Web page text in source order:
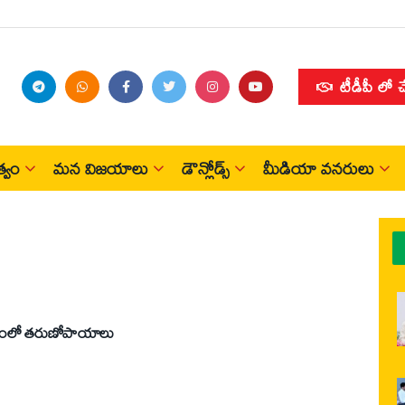
టీడీపీ లో
మన విజయాలు డౌన్లోడ్స్ మీడియా వనరులు
తరుణోపాయాలు